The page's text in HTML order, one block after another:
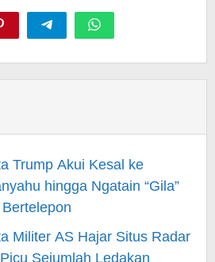
Trump Akui Kesal ke
hingga Ngatain “Gila”
Militer AS Hajar Situs Radar
Sejumlah Ledakan